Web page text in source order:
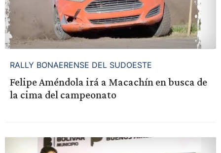
RALLY BONAERENSE DEL SUDOESTE
Felipe Améndola irá a Macachín en busca de
la cima del campeonato